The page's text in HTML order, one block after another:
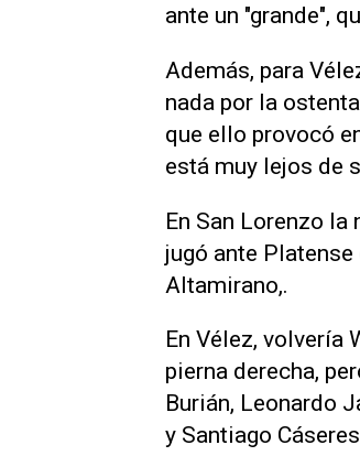
ante un "grande",
Además, para
nada por la
que ello provocó
está muy lejos de
En San Lorenzo
jugó ante
Altamirano,.
En Vélez, volvería
pierna derecha,
Burián, Leonardo
y Santiago